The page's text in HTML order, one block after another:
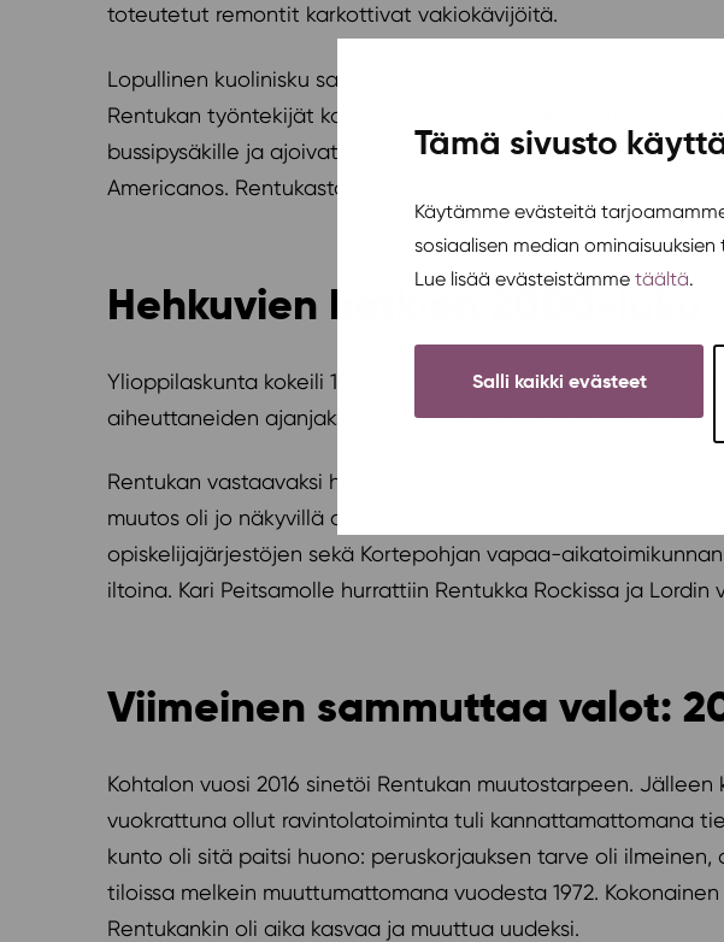
Tämä sivusto
Käytämme evästeitä
sosiaalisen median
Lue lisää evästeistämme täältä.
Salli kaikki evästeet
toteutetut remontit karkottivat vakiokävijöitä.
Lopullinen kuolinisku saattoi olla kävelykadun avaaminen
Rentukan työntekijät katselivat nyt isoista ikkunoista, kuinka
bussipysäkille ja ajoivat keskustan uusiin baareihin, joilla oli
Americanos. Rentukasta oli tullut hiljainen ja epäkiinnostava
Hehkuvien hetkien 2000-luku
Ylioppilaskunta kokeili 1990-luvulla Rentukkansa
aiheuttaneiden ajanjaksojen jälkeen Rentukan toiminta
Rentukan vastaavaksi hoitajaksi palkattiin Teuvo Ristonen,
muutos oli jo näkyvillä opiskelijakulttuurissa. Yksittäiset
opiskelijajärjestöjen sekä Kortepohjan vapaa-
iltoina. Kari Peitsamolle hurrattiin Rentukka Rockissa ja
Viimeinen sammuttaa valot:
Kohtalon vuosi 2016 sinetöi Rentukan muutostarpeen.
vuokrattuna ollut ravintolatoiminta tuli kannattamattomana
kunto oli sitä paitsi huono: peruskorjauksen tarve oli
tiloissa melkein muuttumattomana vuodesta 1972.
Rentukankin oli aika kasvaa ja muuttua uudeksi.